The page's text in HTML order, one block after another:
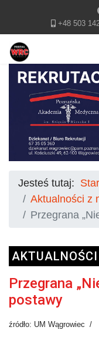
+48 503
Jesteś tutaj:
Aktualności z
Przegrana
Przegrana
postawy
źródło: UM Wągrowiec